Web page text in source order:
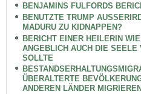
BENJAMINS FULFORDS
BENUTZTE TRUMP
MADURU ZU KIDNAPPEN?
BERICHT EINER HEILERIN
ANGEBLICH AUCH DIE SEELE
SOLLTE
ÜBERALTERTE
ANDEREN LÄNDER